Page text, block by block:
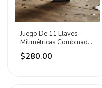
Juego De 11 Llaves
Milimétricas Combinadas
Acero Adir
$280.00